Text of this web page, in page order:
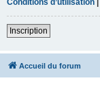
Inscription
Accueil du forum